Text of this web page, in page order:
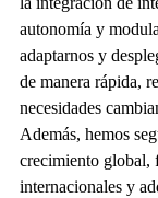
autonomía y
adaptarnos y
de manera rápida,
necesidades
Además, hemos
crecimiento global,
internacionales y